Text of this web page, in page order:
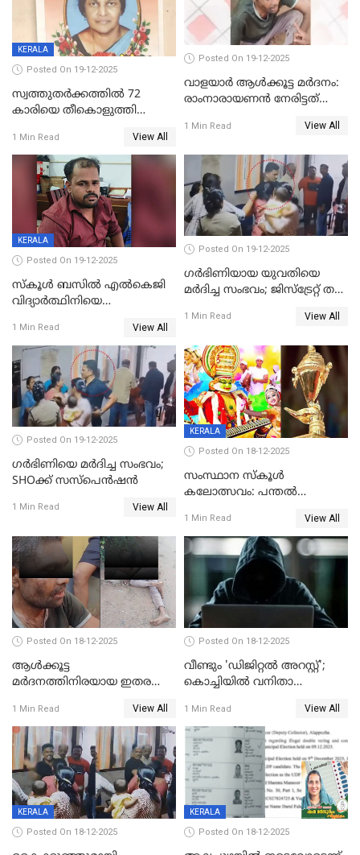
KERALA
Posted On 19-12-2025
സ്വത്തുതര്‍ക്കത്തില്‍ 72
കാരിയെ തീകൊളുത്തി
ക്രൂരകൊലപാതകത്തില്‍
സഹോദരിപുത്രന് ജീവപര്യന്തം
1 Min Read View All
Posted On 19-12-2025
വാളയാർ ആൾക്കൂട്ട മർദനം:
രാംനാരായണൻ നേരിട്ടത്
നാൽപ്പതിലേറെ
റിപ്പോർട്ട്
1 Min Read View All
KERALA
Posted On 19-12-2025
സ്കൂൾ ബസിൽ എൽകെജി
വിദ്യാര്‍ത്ഥിനിയെ
ക്ലീനര്‍ പിടിയിൽ
1 Min Read View All
Posted On 19-12-2025
ഗര്‍ഭിണിയായ യുവതിയെ
മര്‍ദിച്ച സംഭവം; ജിസ്‌ട്രേറ്റ് തല
യുവതി
1 Min Read View All
Posted On 19-12-2025
ഗര്‍ഭിണിയെ മർദിച്ച സംഭവം;
SHOക്ക് സസ്പെൻഷൻ
1 Min Read View All
KERALA
Posted On 18-12-2025
സംസ്ഥാന സ്കൂൾ
കലോത്സവം: പന്തൽ
1 Min Read View All
Posted On 18-12-2025
ആൾക്കൂട്ട
മർദനത്തിനിരയായ ഇതര
നടുക്കുന്ന സംഭവം
വാളയാറിൽ
1 Min Read View All
Posted On 18-12-2025
വീണ്ടും 'ഡിജിറ്റല്‍ അറസ്റ്റ്';
കൊച്ചിയില്‍ വനിതാ
കോടി രൂപ
1 Min Read View All
KERALA
Posted On 18-12-2025
KERALA
Posted On 18-12-2025